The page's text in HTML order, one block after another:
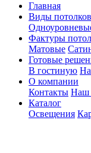
Главная
Виды потолков
Фактуры
Матовые
Готовые
В гостиную
О компании
Контакты Наш
Каталог
Освещения